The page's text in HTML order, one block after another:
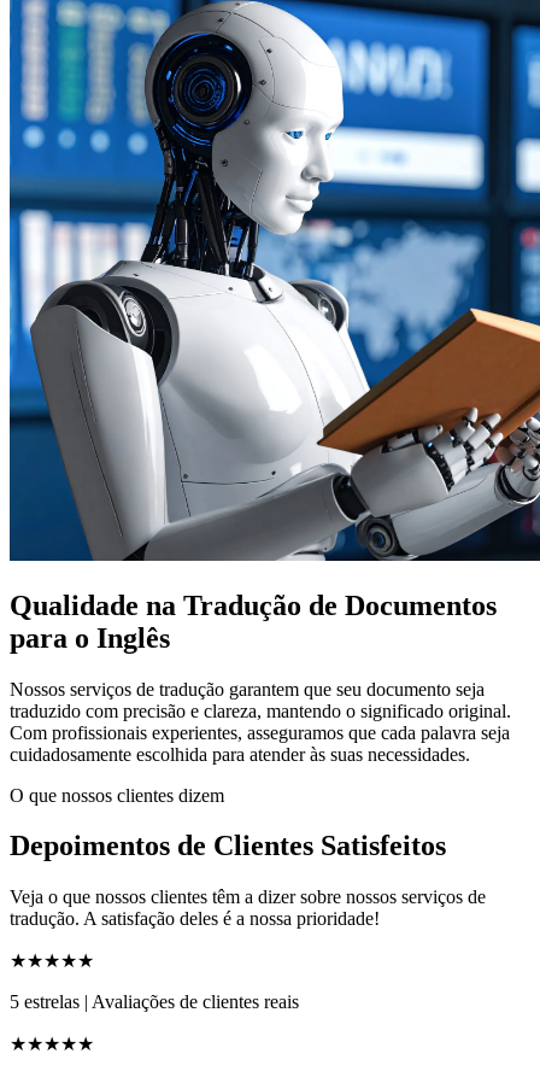
Qualidade na Tradução de Documentos
para o Inglês
Nossos serviços de tradução garantem que seu documento seja
traduzido com precisão e clareza, mantendo o significado original.
Com profissionais experientes, asseguramos que cada palavra seja
cuidadosamente escolhida para atender às suas necessidades.
O que nossos clientes dizem
Depoimentos de Clientes Satisfeitos
Veja o que nossos clientes têm a dizer sobre nossos serviços de
tradução. A satisfação deles é a nossa prioridade!
★★★★★
5 estrelas | Avaliações de clientes reais
★★★★★